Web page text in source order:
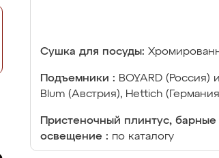
Сушка для посуды:
Подъемники : BOYARD
Blum (Австрия), Hettich
Пристеночный плинтус, барные
освещение : по каталогу